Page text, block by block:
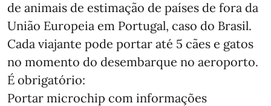
de animais de estimação de países de fora da
União Europeia em Portugal, caso do Brasil.
Cada viajante pode portar até 5 cães e gatos
no momento do desembarque no aeroporto.
É obrigatório:
Portar microchip com informações